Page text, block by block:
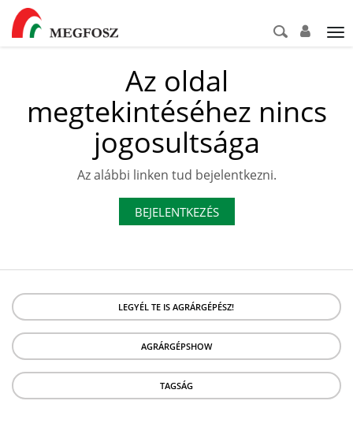
Az oldal
megtekintéséhez nincs
jogosultsága
Az alábbi linken tud bejelentkezni.
BEJELENTKEZÉS
LEGYÉL TE IS AGRÁRGÉPÉSZ!
AGRÁRGÉPSHOW
TAGSÁG